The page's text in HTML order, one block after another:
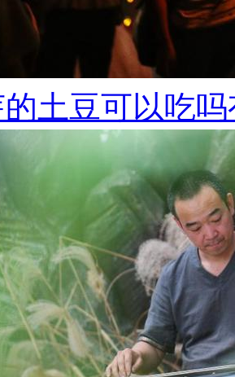
土豆可以吃